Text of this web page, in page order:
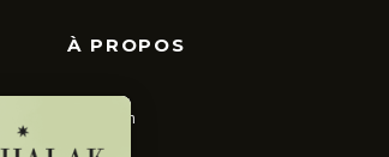
À PROPOS
La Maison